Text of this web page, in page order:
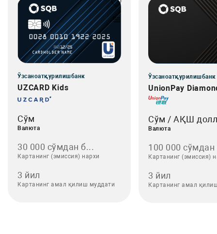
Ўзсаноатқурилишбанк
UZCARD Kids
Сўм
Валюта
30 000 сўмдан б...
Картанинг (эмиссия) нархи
3 йил
Картанинг амал қилиш муддати
Ўзсаноатқурилишбанк
UnionPay
Сўм / АҚШ
Валюта
100 000 сўмдан
Картанинг (эмиссия)
3 йил
Картанинг амал